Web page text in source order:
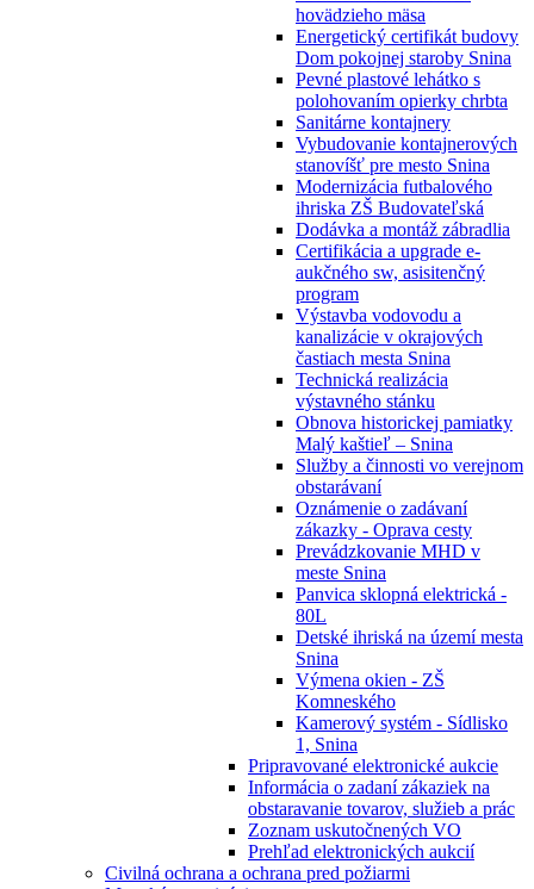
hovädzieho mäsa
Energetický certifikát budovy
Dom pokojnej staroby Snina
Pevné plastové lehátko s
polohovaním opierky chrbta
Sanitárne kontajnery
Vybudovanie kontajnerových
stanovíšť pre mesto Snina
Modernizácia futbalového
ihriska ZŠ Budovateľská
Dodávka a montáž zábradlia
Certifikácia a upgrade e-
aukčného sw, asisitenčný
program
Výstavba vodovodu a
kanalizácie v okrajových
častiach mesta Snina
Technická realizácia
výstavného stánku
Obnova historickej pamiatky
Malý kaštieľ – Snina
Služby a činnosti vo verejnom
obstarávaní
Oznámenie o zadávaní
zákazky - Oprava cesty
Prevádzkovanie MHD v
meste Snina
Panvica sklopná elektrická -
80L
Detské ihriská na území mesta
Snina
Výmena okien - ZŠ
Komneského
Kamerový systém - Sídlisko
1, Snina
Pripravované elektronické aukcie
Informácia o zadaní zákaziek na
obstaravanie tovarov, služieb a prác
Zoznam uskutočnených VO
Prehľad elektronických aukcií
Civilná ochrana a ochrana pred požiarmi